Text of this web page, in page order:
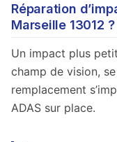
Réparation
Marseille 13012 ?
Un impact plus
champ de vision,
remplacement
ADAS sur place.